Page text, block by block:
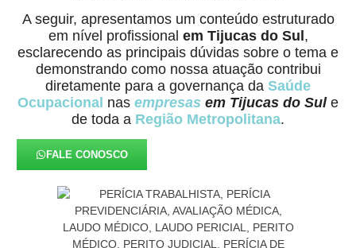
A seguir, apresentamos um conteúdo estruturado
em nível profissional em Tijucas do Sul,
esclarecendo as principais dúvidas sobre o tema e
demonstrando como nossa atuação contribui
diretamente para a governança da Saúde
Ocupacional nas empresas em Tijucas do Sule
de toda a Região Metropolitana.
FALE CONOSCO